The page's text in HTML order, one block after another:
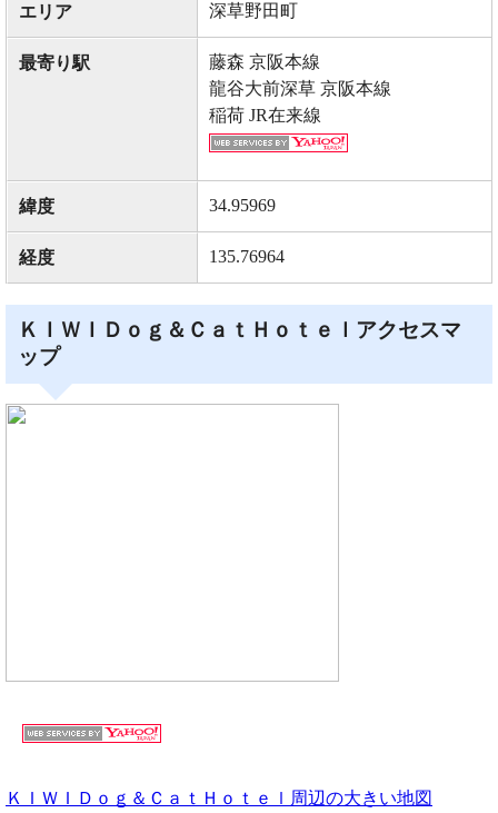
エリア 深草野田町
最寄り駅
藤森 京阪本線
龍谷大前深草 京阪本線
稲荷 JR在来線
緯度 34.95969
経度 135.76964
ＫＩＷＩＤｏｇ＆ＣａｔＨｏｔｅｌアクセスマ
ップ
ＫＩＷＩＤｏｇ＆ＣａｔＨｏｔｅｌ周辺の大きい地図